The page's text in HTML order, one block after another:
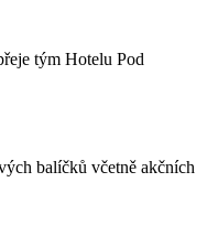
tým Hotelu Pod
balíčků včetně akčních